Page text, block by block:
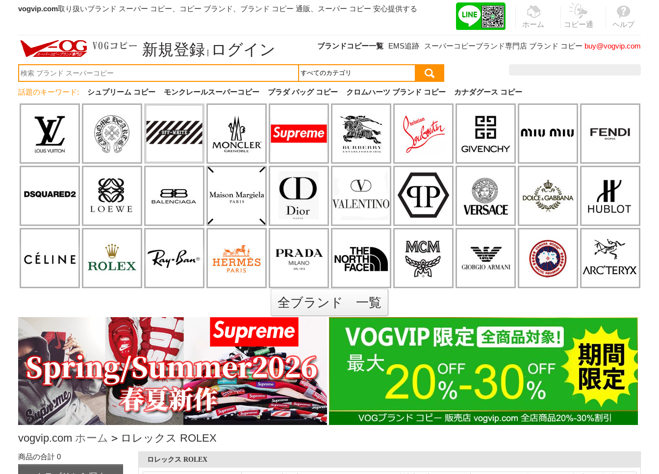
vogvip.com取り扱いブランド スーパー コピー、コピー ブランド、 ブランド コピー 通販
、スーパー コピー 安心提供する
ホーム
コピー通
ヘルプ
新規登録 | ログイン ブランドコピー一覧 EMS追跡 スーパーコピーブランド専門店 ブランド コピー buy@vogvip.com
話題のキーワード: シュプリーム コピー モンクレールスーパーコピー プラダ バッグ コピー クロムハーツ ブランド コピー カナダグース コピー
全ブランド 一覧
vogvip.com ホーム > ロレックス ROLEX
商品の合計 0 ロレックス ROLEX